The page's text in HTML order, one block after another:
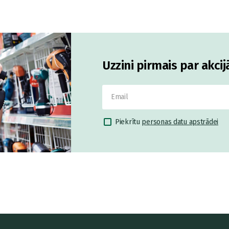
Uzzini pirmais par
Piekrītu personas datu apstrādei